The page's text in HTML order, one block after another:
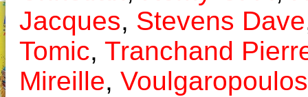
Jacques, Stevens Dave
Tomic, Tranchand
Mireille,